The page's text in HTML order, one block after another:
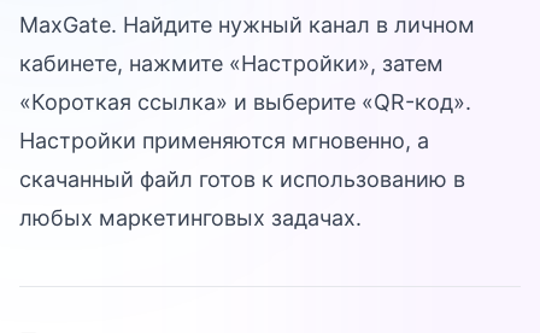
MaxGate. Найдите нужный канал в личном
кабинете, нажмите «Настройки», затем
«Короткая ссылка» и выберите «QR-код».
Настройки применяются мгновенно, а
скачанный файл готов к использованию в
любых маркетинговых задачах.